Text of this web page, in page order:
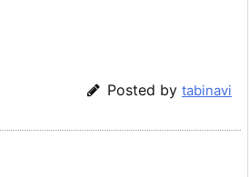
Posted by tabinavi